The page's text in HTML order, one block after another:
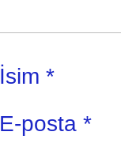
İsim *
E-posta *